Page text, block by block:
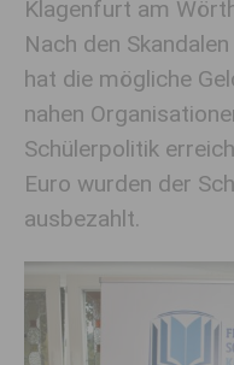
Klagenfurt am
Nach den
hat die mögliche
nahen
Schülerpolitik
Euro wurden der
ausbezahlt.